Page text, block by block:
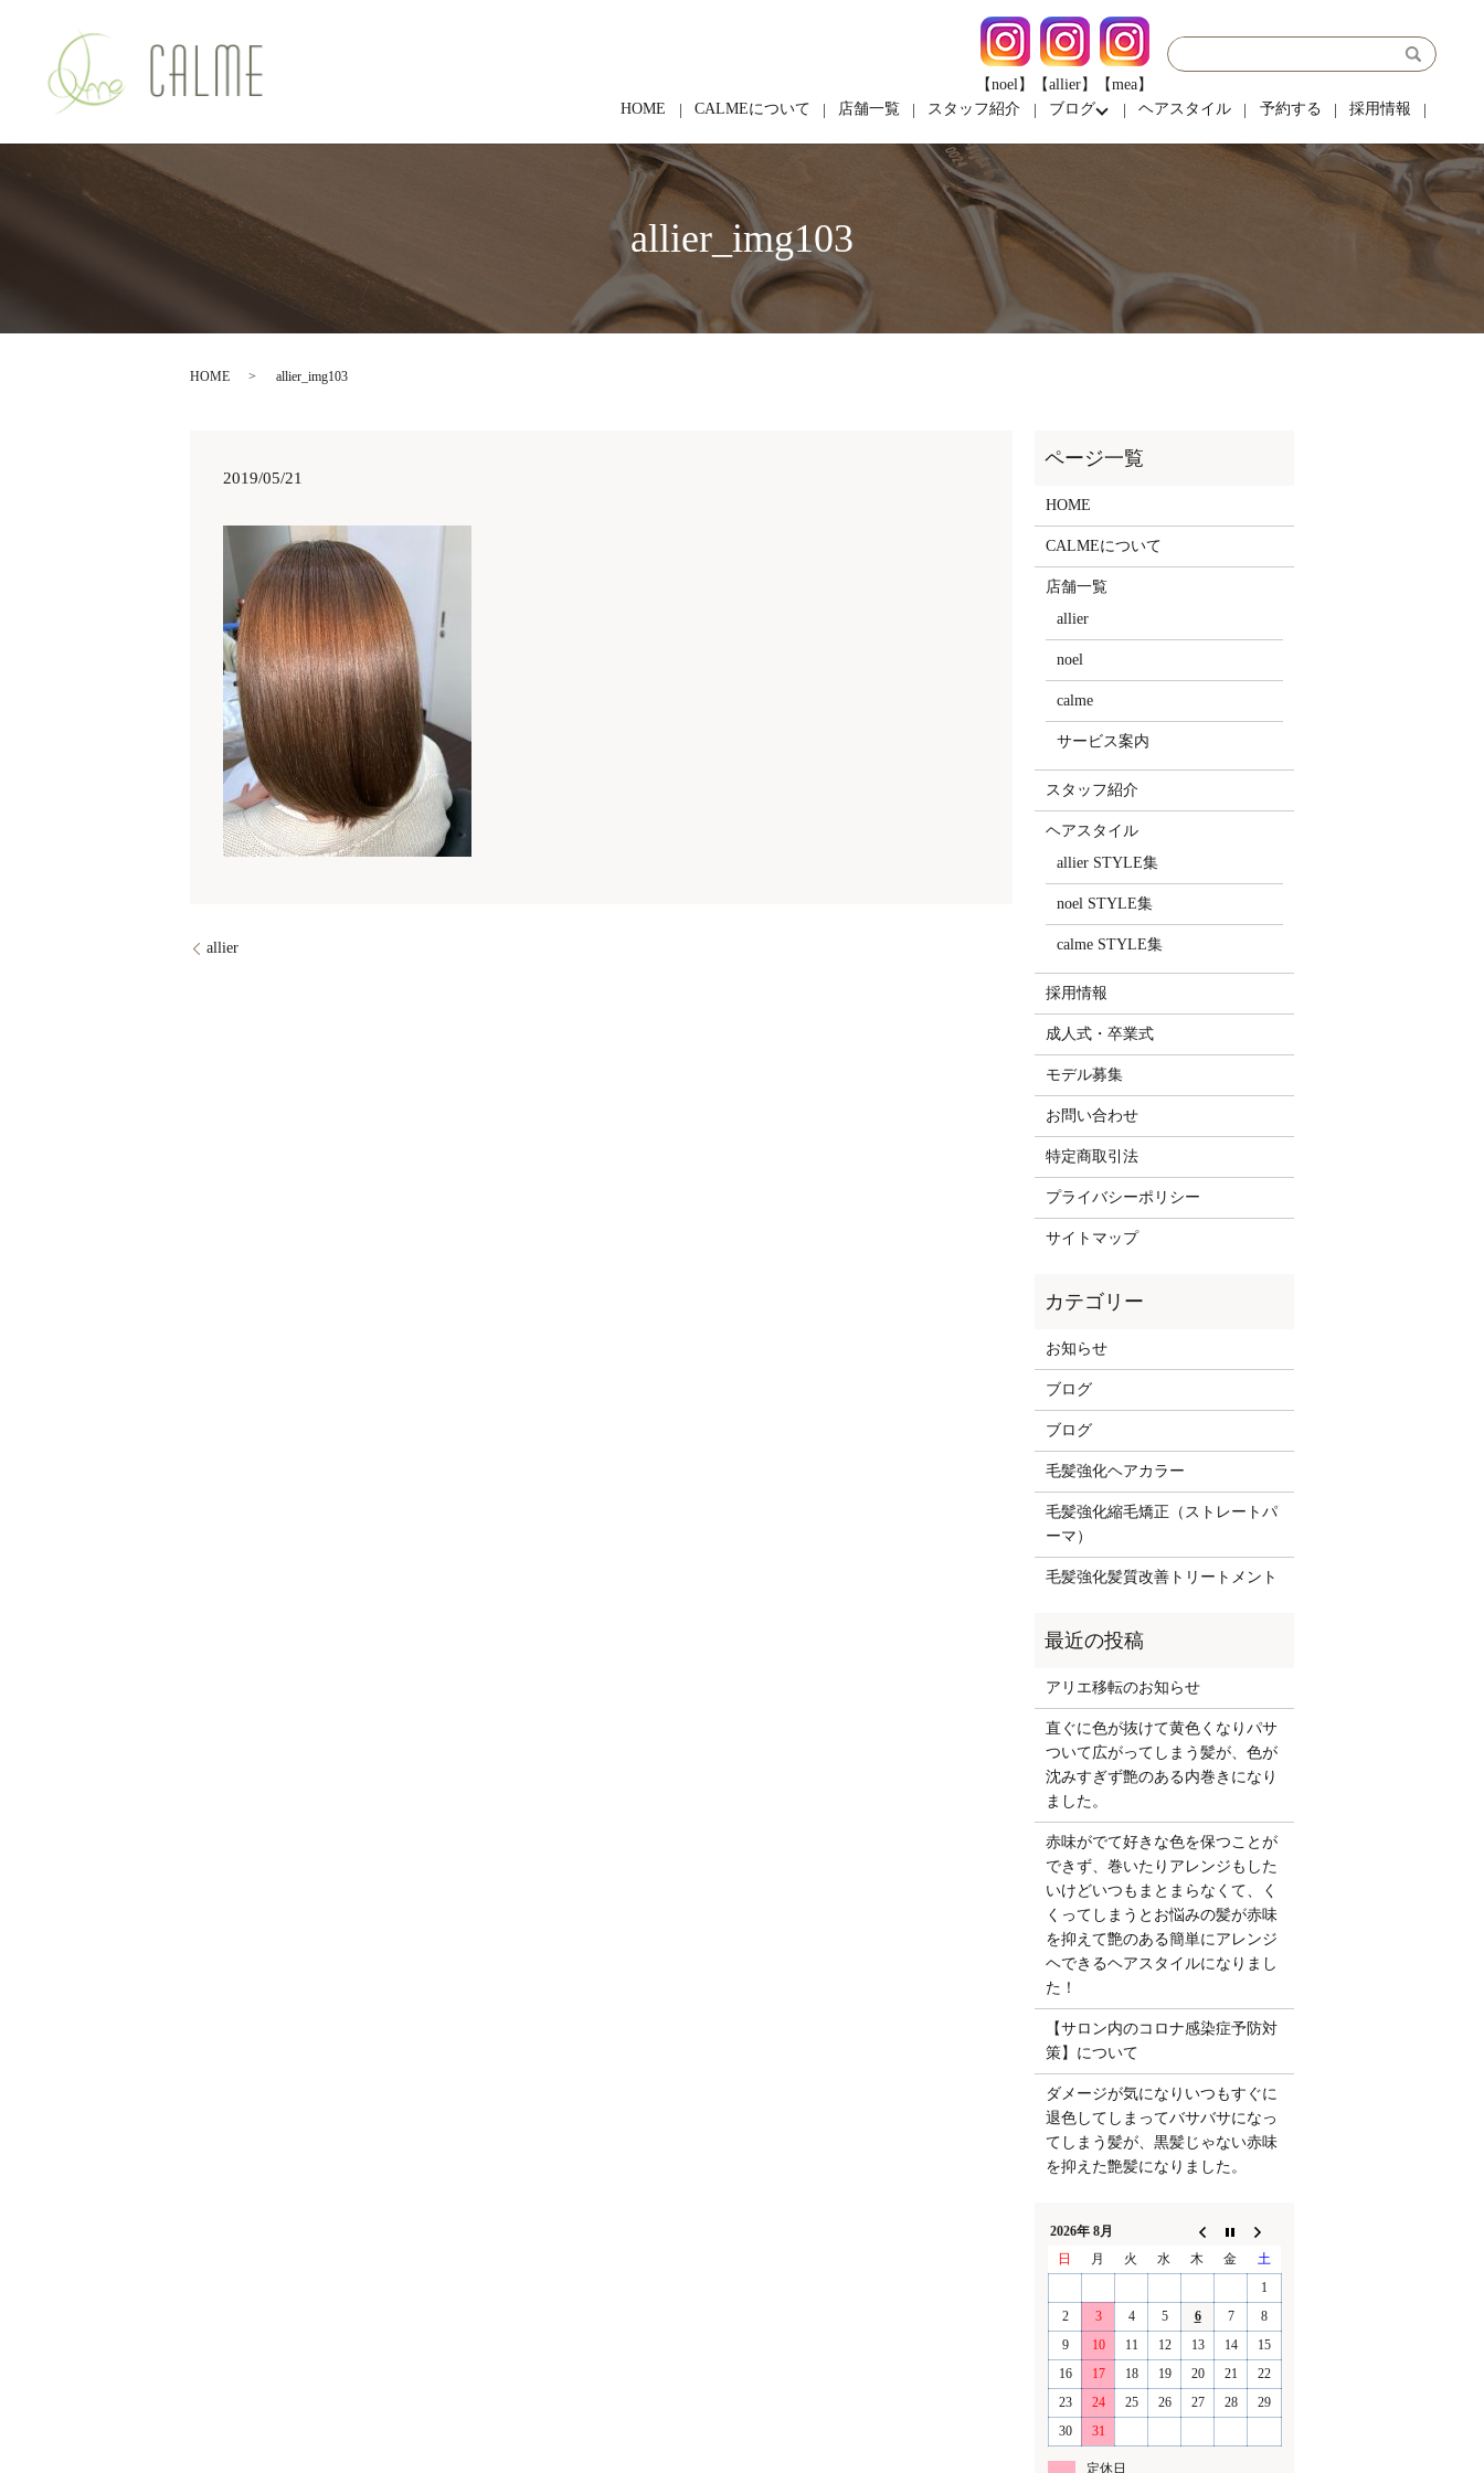
HOME CALMEについて 店舗一覧 スタッフ紹介 ブログ ヘアスタイル 予約する 採用情報
【noel】 【allier】 【mea】
allier_img103
HOME allier_img103
2019/05/21
allier
HOME
CALMEについて
店舗一覧
allier
noel
calme
サービス案内
スタッフ紹介
ヘアスタイル
allier STYLE集
noel STYLE集
calme STYLE集
採用情報
成人式・卒業式
モデル募集
お問い合わせ
特定商取引法
プライバシーポリシー
サイトマップ
お知らせ
ブログ
ブログ
毛髪強化ヘアカラー
毛髪強化縮毛矯正（ストレートパ
ーマ）
毛髪強化髪質改善トリートメント
アリエ移転のお知らせ
直ぐに色が抜けて黄色くなりパサ
ついて広がってしまう髪が、色が
沈みすぎず艶のある内巻きになり
ました。
赤味がでて好きな色を保つことが
できず、巻いたりアレンジもした
いけどいつもまとまらなくて、く
くってしまうとお悩みの髪が赤味
を抑えて艶のある簡単にアレンジ
ヘできるヘアスタイルになりまし
た！
【サロン内のコロナ感染症予防対
策】について
ダメージが気になりいつもすぐに
退色してしまってバサバサになっ
てしまう髪が、黒髪じゃない赤味
を抑えた艶髪になりました。
2026年 8月
日
月 火 水 木 金
土
1
2
3 4 5 6 7
8
9
10 11 12 13 14
15
16
17 18 19 20 21
22
23
24 25 26 27 28
29
30
31
定休日